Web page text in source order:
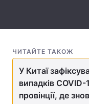
Контакти
ЧИТАЙТЕ ТАКОЖ
У Китаї
випадків COVID-
провінції, де